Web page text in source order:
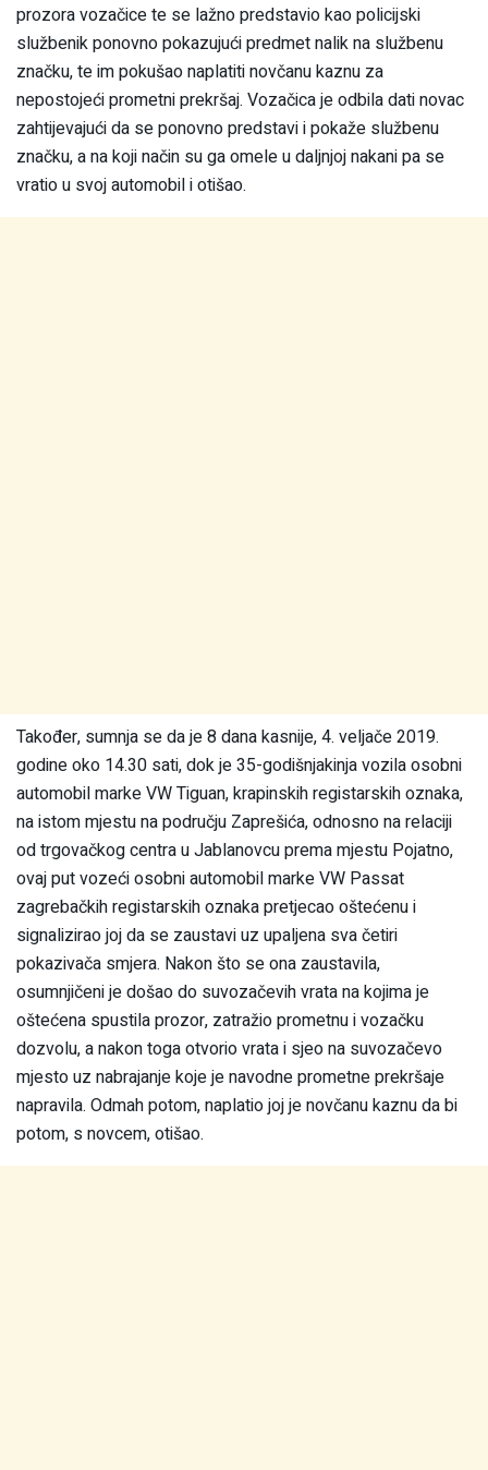
prozora vozačice te se lažno predstavio kao policijski
službenik ponovno pokazujući predmet nalik na službenu
značku, te im pokušao naplatiti novčanu kaznu za
nepostojeći prometni prekršaj. Vozačica je odbila dati novac
zahtijevajući da se ponovno predstavi i pokaže službenu
značku, a na koji način su ga omele u daljnjoj nakani pa se
vratio u svoj automobil i otišao.
Također, sumnja se da je 8 dana kasnije, 4. veljače 2019.
godine oko 14.30 sati, dok je 35-godišnjakinja vozila osobni
automobil marke VW Tiguan, krapinskih registarskih oznaka,
na istom mjestu na području Zaprešića, odnosno na relaciji
od trgovačkog centra u Jablanovcu prema mjestu Pojatno,
ovaj put vozeći osobni automobil marke VW Passat
zagrebačkih registarskih oznaka pretjecao oštećenu i
signalizirao joj da se zaustavi uz upaljena sva četiri
pokazivača smjera. Nakon što se ona zaustavila,
osumnjičeni je došao do suvozačevih vrata na kojima je
oštećena spustila prozor, zatražio prometnu i vozačku
dozvolu, a nakon toga otvorio vrata i sjeo na suvozačevo
mjesto uz nabrajanje koje je navodne prometne prekršaje
napravila. Odmah potom, naplatio joj je novčanu kaznu da bi
potom, s novcem, otišao.